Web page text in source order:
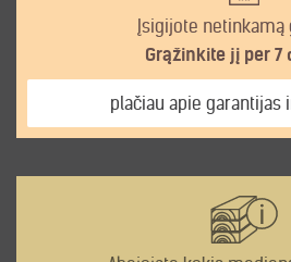
Įsigijote netinkamą
Grąžinkite jį per 7
plačiau apie garantijas